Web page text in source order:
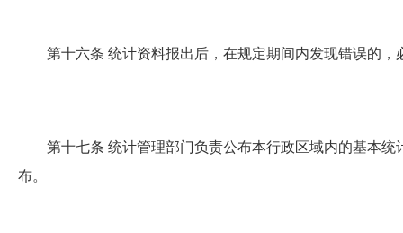
第十六条 统计资料报出后，在规定期间内发现错误的
第十七条 统计管理部门负责公布本行政区域内的基本
布。